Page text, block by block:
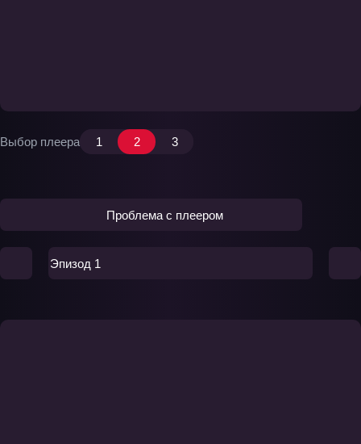
Выбор плеера 1 2 3
Проблема с плеером
Эпизод 1